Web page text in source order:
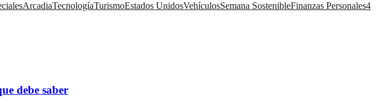
ArcadiaTecnologíaTurismoEstados UnidosVehículosSemana SostenibleFinanzas Personales4
debe saber